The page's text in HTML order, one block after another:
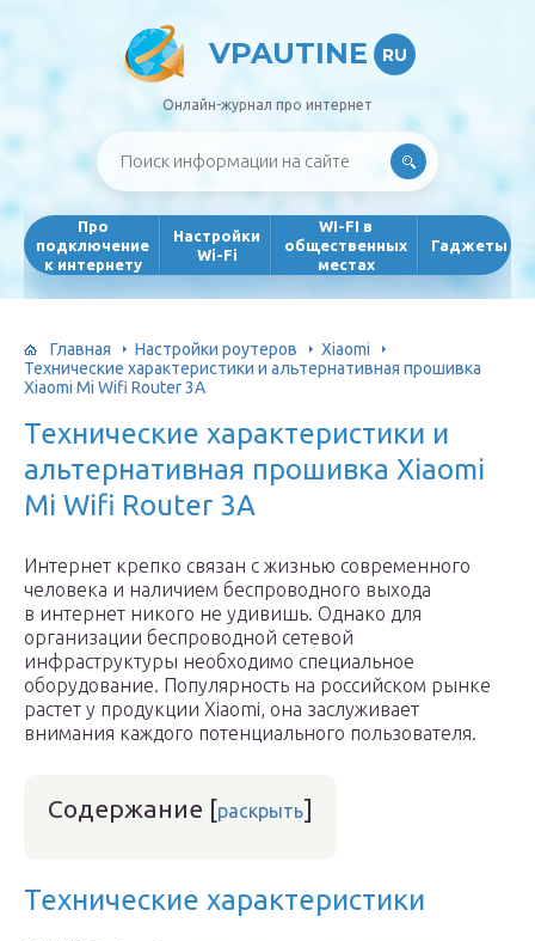
VPAUTINE RU
Онлайн-журнал про интернет
Про
подключение
к интернету
Настройки
Wi-Fi
WI-FI в
общественных
местах
Гаджеты
Главная Настройки роутеров
Xiaomi
Технические характеристики и альтернативная прошивка
Xiaomi Mi Wifi Router 3A
Технические характеристики и
альтернативная прошивка Xiaomi
Mi Wifi Router 3A
Интернет крепко связан с жизнью современного
человека и наличием беспроводного выхода
в интернет никого не удивишь. Однако для
организации беспроводной сетевой
инфраструктуры необходимо специальное
оборудование. Популярность на российском рынке
растет у продукции Xiaomi, она заслуживает
внимания каждого потенциального пользователя.
Содержание [раскрыть]
Технические характеристики